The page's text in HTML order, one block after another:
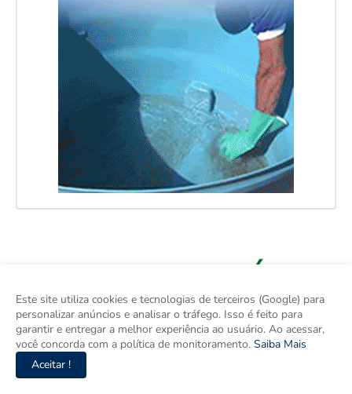
Este site utiliza cookies e tecnologias de terceiros (Google) para
personalizar anúncios e analisar o tráfego. Isso é feito para
garantir e entregar a melhor experiência ao usuário. Ao acessar,
você concorda com a política de monitoramento. Saiba Mais
Aceitar !